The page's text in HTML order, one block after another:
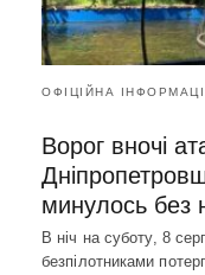
ОФІЦІЙНА
Ворог вночі
минулось без
В ніч на суботу, 8
безпілотниками